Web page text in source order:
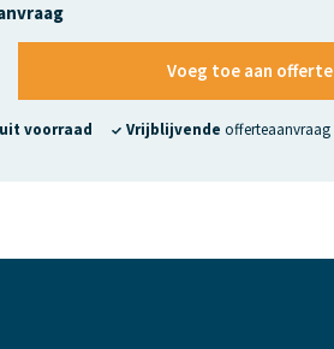
Voeg toe aan offerte
uit voorraad Vrijblijvende offerteaanvraag